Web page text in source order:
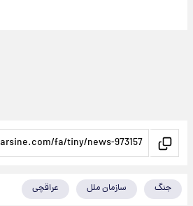
جنگ سازمان ملل عراقچی